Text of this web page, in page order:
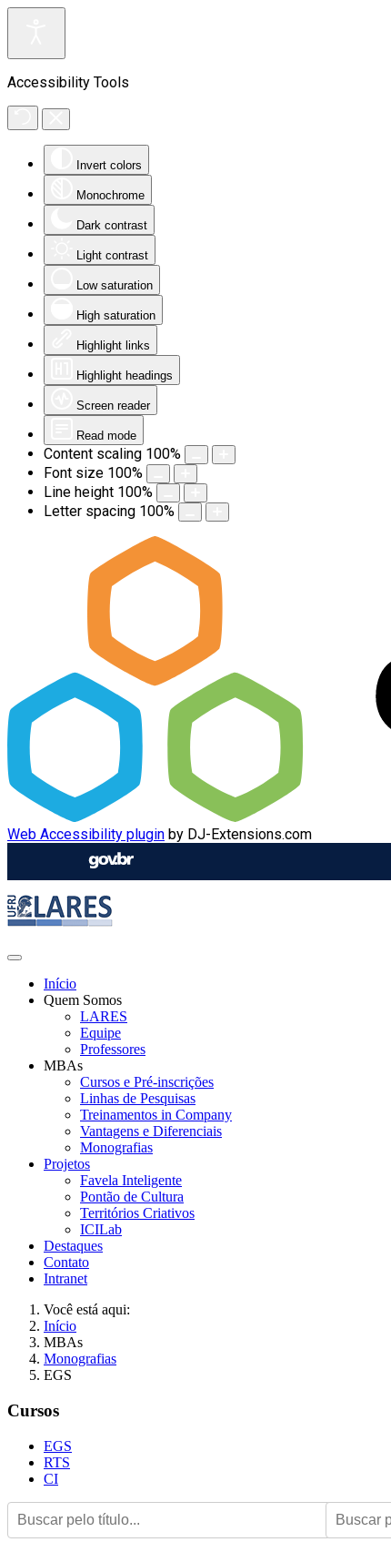
Accessibility Tools
Invert colors
Monochrome
Dark contrast
Light contrast
Low saturation
High saturation
Highlight links
Highlight headings
Screen reader
Read mode
Content scaling 100%
Font size 100%
Line height 100%
Letter spacing 100%
Web Accessibility plugin by DJ-Extensions.com
Início
Quem Somos
LARES
Equipe
Professores
MBAs
Cursos e Pré-inscrições
Linhas de Pesquisas
Treinamentos in Company
Vantagens e Diferenciais
Monografias
Projetos
Favela Inteligente
Pontão de Cultura
Territórios Criativos
ICILab
Destaques
Contato
Intranet
Você está aqui:
Início
MBAs
Monografias
EGS
Cursos
EGS
RTS
CI